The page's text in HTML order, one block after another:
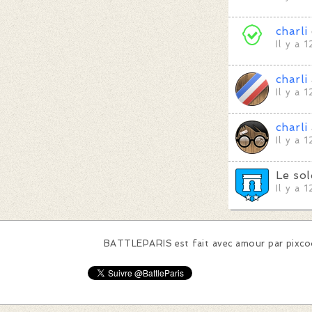
charli
Il y a
charli
Il y a
charli
Il y a
Le
Il y a
BATTLEPARIS est fait avec amour par